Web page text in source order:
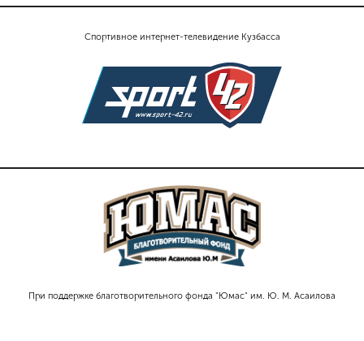
Спортивное интернет-телевидение Кузбасса
При поддержке благотворительного фонда "Юмас" им. Ю. М. Асаилова